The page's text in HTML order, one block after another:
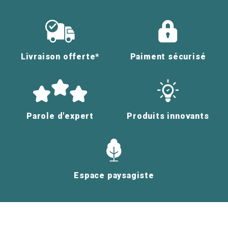
Livraison offerte* Paiment sécurisé
Parole d'expert Produits innovants
Espace paysagiste